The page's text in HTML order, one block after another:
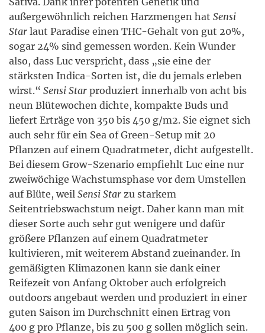
außergewöhnlich reichen Harzmengen hat Sensi
Star laut Paradise einen THC-Gehalt von gut 20%,
sogar 24% sind gemessen worden. Kein Wunder
also, dass Luc verspricht, dass „sie eine der
stärksten Indica-Sorten ist, die du jemals erleben
wirst.“ Sensi Star produziert innerhalb von acht bis
neun Blütewochen dichte, kompakte Buds und
liefert Erträge von 350 bis 450 g/m2. Sie eignet sich
auch sehr für ein Sea of Green-Setup mit 20
Pflanzen auf einem Quadratmeter, dicht aufgestellt.
Bei diesem Grow-Szenario empfiehlt Luc eine nur
zweiwöchige Wachstumsphase vor dem Umstellen
auf Blüte, weil Sensi Star zu starkem
Seitentriebswachstum neigt. Daher kann man mit
dieser Sorte auch sehr gut wenigere und dafür
größere Pflanzen auf einem Quadratmeter
kultivieren, mit weiterem Abstand zueinander. In
gemäßigten Klimazonen kann sie dank einer
Reifezeit von Anfang Oktober auch erfolgreich
outdoors angebaut werden und produziert in einer
guten Saison im Durchschnitt einen Ertrag von
400 g pro Pflanze, bis zu 500 g sollen möglich sein.